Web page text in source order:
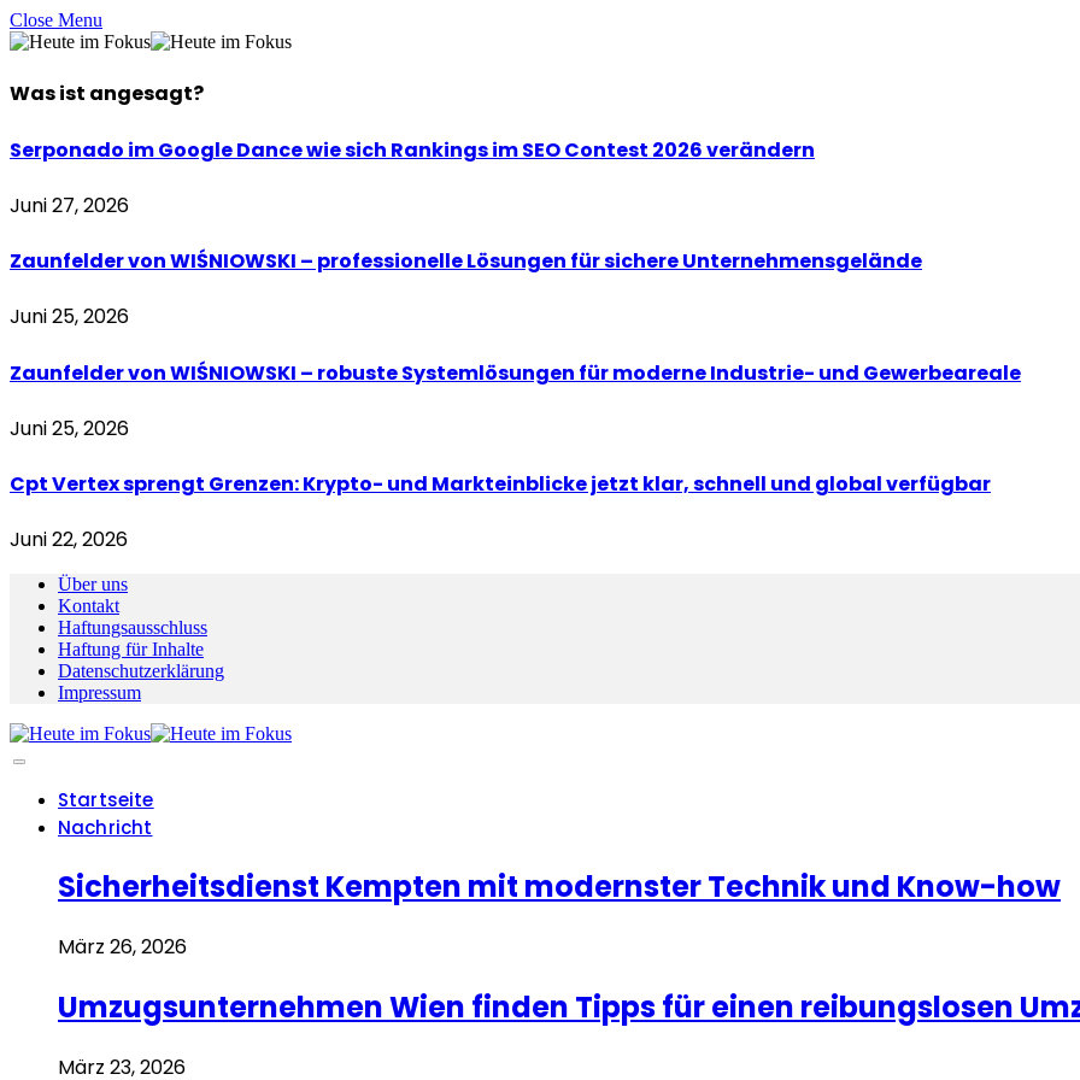
Close Menu
Was ist angesagt?
Serponado im Google Dance wie sich Rankings im SEO Contest 2026 verändern
Juni 27, 2026
Zaunfelder von WIŚNIOWSKI – professionelle Lösungen für sichere Unternehmensgelände
Juni 25, 2026
Zaunfelder von WIŚNIOWSKI – robuste Systemlösungen für moderne Industrie- und Gewerbeareale
Juni 25, 2026
Cpt Vertex sprengt Grenzen: Krypto- und Markteinblicke jetzt klar, schnell und global verfügbar
Juni 22, 2026
Über uns
Kontakt
Haftungsausschluss
Haftung für Inhalte
Datenschutzerklärung
Impressum
Startseite
Nachricht
Sicherheitsdienst Kempten mit modernster Technik und Know-how
März 26, 2026
Umzugsunternehmen Wien finden Tipps für einen reibungslosen
März 23, 2026